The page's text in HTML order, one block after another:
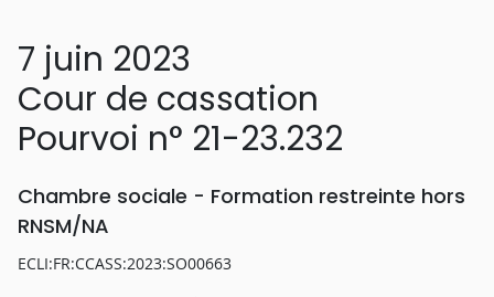
7 juin 2023
Cour de cassation
Pourvoi n° 21-23.232
Chambre sociale - Formation restreinte hors
RNSM/NA
ECLI:FR:CCASS:2023:SO00663